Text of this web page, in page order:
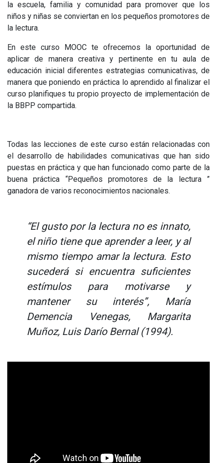
la escuela, familia y comunidad para promover que los
niños y niñas se conviertan en los pequeños promotores de
la lectura.
En este curso MOOC te ofrecemos la oportunidad de
aplicar de manera creativa y pertinente en tu aula de
educación inicial diferentes estrategias comunicativas, de
manera que poniendo en práctica lo aprendido al finalizar el
curso planifiques tu propio proyecto de implementación de
la BBPP compartida.
Todas las lecciones de este curso están relacionadas con
el desarrollo de habilidades comunicativas que han sido
puestas en práctica y que han funcionado como parte de la
buena práctica “Pequeños promotores de la lectura ”
ganadora de varios reconocimientos nacionales.
“El gusto por la lectura no es innato,
el niño tiene que aprender a leer, y al
mismo tiempo amar la lectura. Esto
sucederá si encuentra suficientes
estímulos para motivarse y
mantener su interés”, María
Demencia Venegas, Margarita
Muñoz, Luis Darío Bernal (1994).